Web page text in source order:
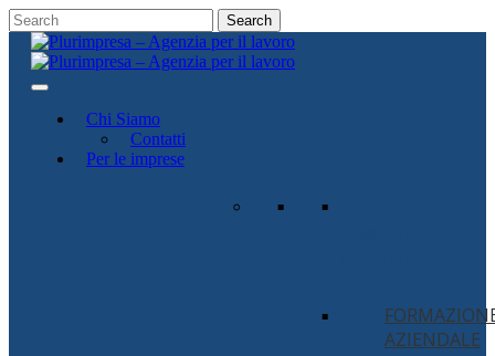
Search
Chi Siamo
Contatti
Per le imprese
AZIENDALE